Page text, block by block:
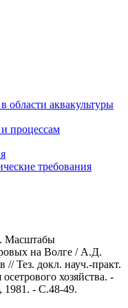
области аквакультуры
процессам
требования
Масштабы
на Волге / А.Д.
Тез. докл. науч.-практ.
хозяйства. -
1981. - С.48-49.